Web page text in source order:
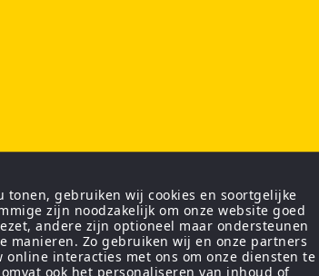
gebruiken wij cookies en soortgelijke
zijn noodzakelijk om onze website goed
andere zijn optioneel maar ondersteunen
manieren. Zo gebruiken wij en onze partners
interacties met ons om onze diensten te
ook het personaliseren van inhoud of